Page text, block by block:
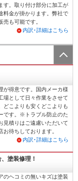
す。取り付け部分に加工が
料金が掛かります。弊社で
売も可能です。
内訳･詳細はこちら
が得意です。国内メーカ様
場として日々作業をさせて
どこよりも安くどこよりも
です。※トラブル防止のた
見積りはご遠慮いただいて
お待ちしております。
内訳･詳細はこちら
塗装修理！
のヘコミの無いキズは塗装